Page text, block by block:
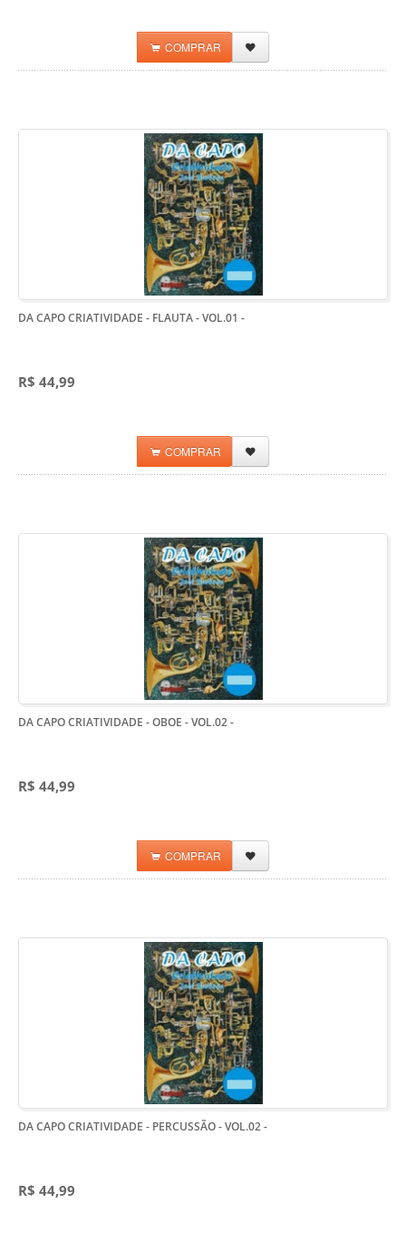
COMPRAR
DA CAPO CRIATIVIDADE - FLAUTA - VOL.01 -
R$ 44,99
COMPRAR
DA CAPO CRIATIVIDADE - OBOE - VOL.02-
R$ 44,99
COMPRAR
DA CAPO CRIATIVIDADE - PERCUSSÃO - VOL.02-
R$ 44,99